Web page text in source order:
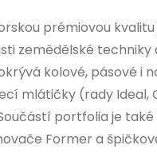
prémiovou kvalitu
zemědělské techniky
kolové, pásové i
mlátičky (rady Ideal,
portfolia je
Former a